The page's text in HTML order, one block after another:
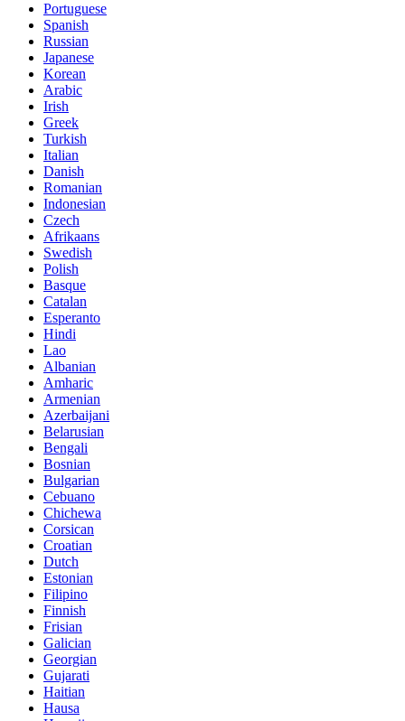
Portuguese
Spanish
Russian
Japanese
Korean
Arabic
Irish
Greek
Turkish
Italian
Danish
Romanian
Indonesian
Czech
Afrikaans
Swedish
Polish
Basque
Catalan
Esperanto
Hindi
Lao
Albanian
Amharic
Armenian
Azerbaijani
Belarusian
Bengali
Bosnian
Bulgarian
Cebuano
Chichewa
Corsican
Croatian
Dutch
Estonian
Filipino
Finnish
Frisian
Galician
Georgian
Gujarati
Haitian
Hausa